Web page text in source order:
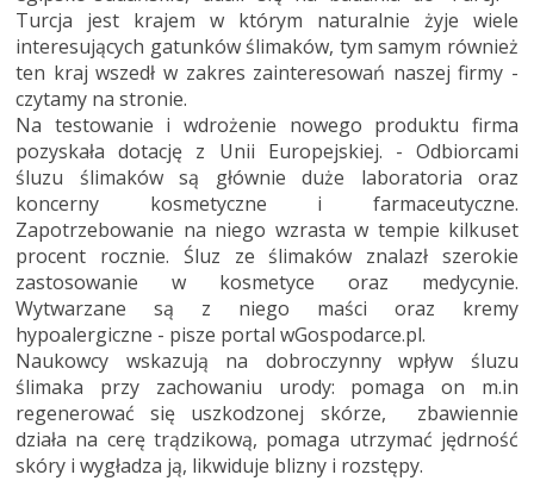
Turcja jest krajem w którym naturalnie żyje wiele
interesujących gatunków ślimaków, tym samym również
ten kraj wszedł w zakres zainteresowań naszej firmy -
czytamy na stronie.
Na testowanie i wdrożenie nowego produktu firma
pozyskała dotację z Unii Europejskiej. - Odbiorcami
śluzu ślimaków są głównie duże laboratoria oraz
koncerny kosmetyczne i farmaceutyczne.
Zapotrzebowanie na niego wzrasta w tempie kilkuset
procent rocznie. Śluz ze ślimaków znalazł szerokie
zastosowanie w kosmetyce oraz medycynie.
Wytwarzane są z niego maści oraz kremy
hypoalergiczne - pisze portal wGospodarce.pl.
Naukowcy wskazują na dobroczynny wpływ śluzu
ślimaka przy zachowaniu urody: pomaga on m.in
regenerować się uszkodzonej skórze, zbawiennie
działa na cerę trądzikową, pomaga utrzymać jędrność
skóry i wygładza ją, likwiduje blizny i rozstępy.